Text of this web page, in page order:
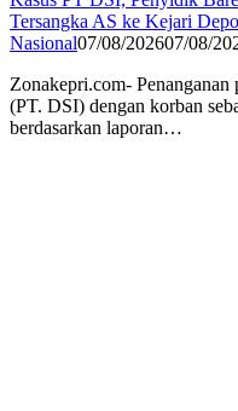
Tersangka AS ke Kejari
Nasional07/08/202607/08/
Zonakepri.com- Penanganan
(PT. DSI) dengan korban
berdasarkan laporan…